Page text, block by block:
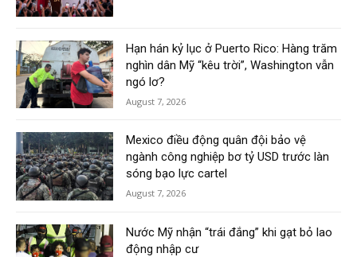
Hạn hán kỷ lục ở Puerto Rico: Hàng trăm
nghìn dân Mỹ “kêu trời”, Washington vẫn
ngó lơ?
August 7, 2026
Mexico điều động quân đội bảo vệ
ngành công nghiệp bơ tỷ USD trước làn
sóng bạo lực cartel
August 7, 2026
Nước Mỹ nhận “trái đắng” khi gạt bỏ lao
động nhập cư